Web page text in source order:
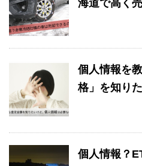
海道で高く
個人情報を
格」を知り
個人情報？